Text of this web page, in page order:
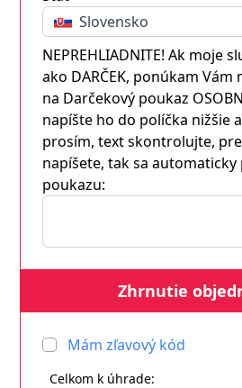
Slovensko
NEPREHLIADNITE! Ak moje
ako DARČEK, ponúkam
na Darčekový poukaz
napíšte ho do políčka nižšie
prosím, text skontrolujte,
napíšete, tak sa
poukazu:
Zhrnutie
Mám zľavový kód
Celkom k úhrade: